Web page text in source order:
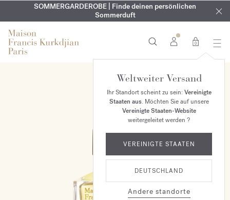
EXKLUSIV | Erhalten Sie OUD velvet moodin Ihrer Bestellung*
KOSTENLOSE GRAVUR | Auf alle Düfte und Körperöle bis zum
9. August
SOMMERGARDEROBE | Finde deinen persönlichen
Sommerduft
0
Weltweiter Versand
Ihr Standort scheint zu sein: Vereinigte
Staaten aus. Möchten Sie auf unsere
Vereinigte Staaten-Website
weitergeleitet werden ?
VEREINIGTE STAATEN
DEUTSCHLAND
Andere standorte